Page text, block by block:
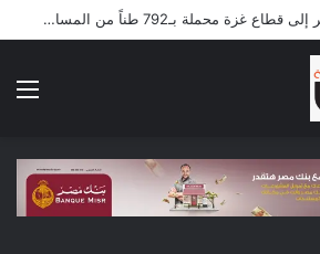
قبيلة الهدندوة.. تاريخ عريق ونسب أصيل ومكانة بارزة بين قبائل البجة